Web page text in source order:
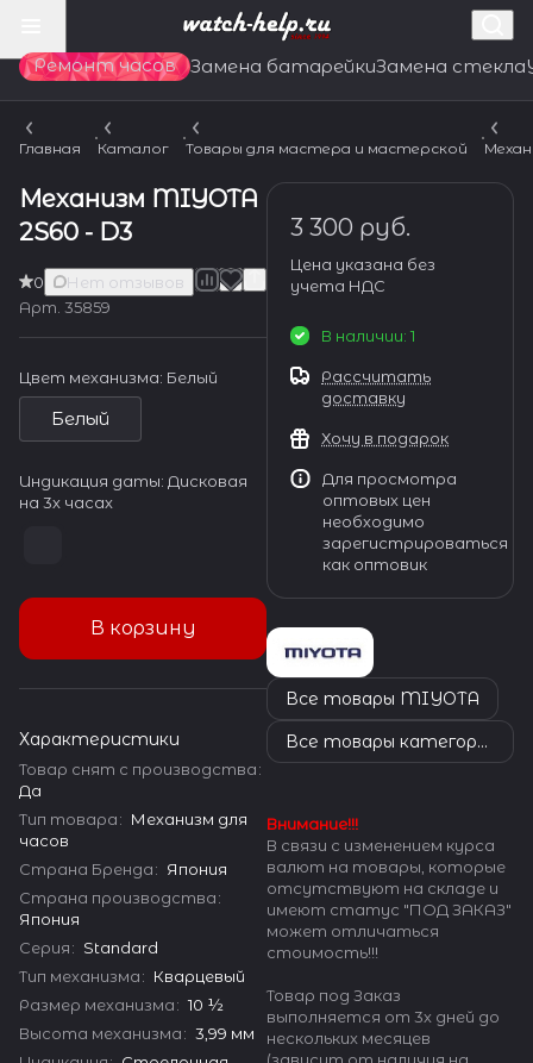
Ремонт часов Замена батарейкиЗамена стекла
Главная Каталог Товары для мастера и мастерской
Механизм MIYOTA
2S60 - D3
0
Нет отзывов
Арт. 35859
Цвет механизма: Белый
Белый
Индикация даты: Дисковая
на 3х часах
В корзину
Характеристики
Товар снят с производства:
Да
Тип товара: Механизм для
часов
Страна Бренда: Япония
Страна производства:
Япония
Серия: Standard
Тип механизма: Кварцевый
Размер механизма: 10 ½
Высота механизма: 3,99 мм
3 300 руб.
Цена указана без
учета НДС
В наличии: 1
Рассчитать
доставку
Хочу в подарок
Для просмотра
оптовых цен
необходимо
зарегистрироваться
как оптовик
Все товары MIYOTA
Все товары категории
Внимание!!!
В связи с изменением курса
валют на товары, которые
отсутствуют на складе и
имеют статус "ПОД ЗАКАЗ"
может отличаться
стоимость!!!
Товар под Заказ
выполняется от 3х дней до
нескольких месяцев